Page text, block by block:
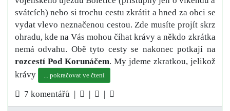
svátcích) nebo si trochu cestu zkrátit a hned za obci se
vydat vlevo neznačenou cestou. Zde musíte projít skrz
ohradu, kde na Vás mohou číhat krávy a někdo zkrátka
nemá odvahu. Obě tyto cesty se nakonec potkají na
rozcestí Pod Korunáčem. My jdeme zkratkou, jelikož
krávy
... pokračovat ve čtení
7 komentářů | | |